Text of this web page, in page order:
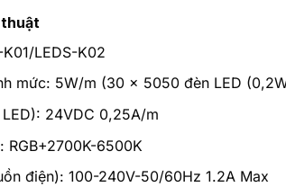
LEDS-K02
mức: 5W/m (30 x 5050 đèn LED
24VDC 0,25A/m
RGB+2700K-6500K
điện): 100-240V-50/60Hz 1.2A Max